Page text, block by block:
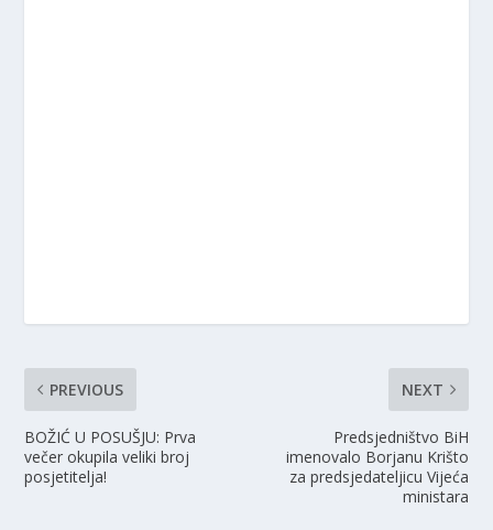
PREVIOUS
BOŽIĆ U POSUŠJU: Prva
večer okupila veliki broj
posjetitelja!
NEXT
Predsjedništvo BiH
imenovalo Borjanu Krišto
za predsjedateljicu Vijeća
ministara